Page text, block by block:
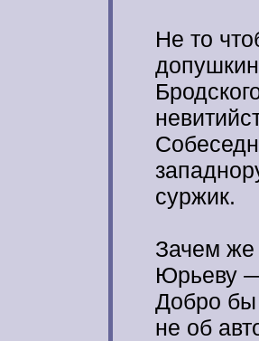
Не то
суржик.
Зачем же
Юрьеву —
Добро
не об